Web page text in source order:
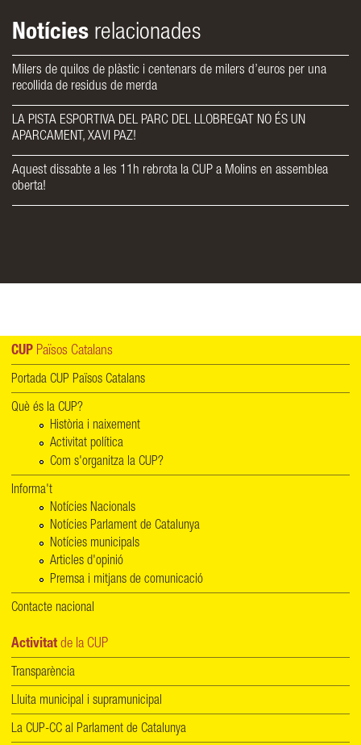
Notícies relacionades
Milers de quilos de plàstic i centenars de milers d’euros per una
recollida de residus de merda
LA PISTA ESPORTIVA DEL PARC DEL LLOBREGAT NO ÉS UN
APARCAMENT, XAVI PAZ!
Aquest dissabte a les 11h rebrota la CUP a Molins en assemblea
oberta!
CUP Països Catalans
Portada CUP Països Catalans
Què és la CUP?
Història i naixement
Activitat política
Com s'organitza la CUP?
Informa't
Notícies Nacionals
Notícies Parlament de Catalunya
Notícies municipals
Articles d'opinió
Premsa i mitjans de comunicació
Contacte nacional
Activitat de la CUP
Transparència
Lluita municipal i supramunicipal
La CUP-CC al Parlament de Catalunya